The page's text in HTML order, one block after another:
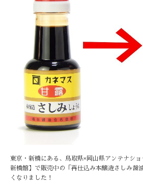
東京・新橋にある、鳥取県×岡山県アンテナシ
新橋館】で販売中の「再仕込み本醸造さしみ醤
くなりました！